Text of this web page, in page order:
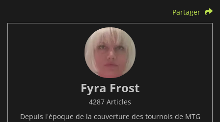
Partager
Fyra Frost
4287 Articles
Depuis l'époque de la couverture des tournois de MTG